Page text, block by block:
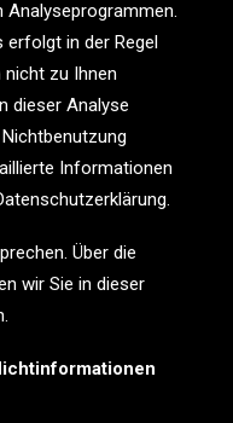
erfolgt in der Regel
zu Ihnen
dieser Analyse
Informationen
Über die
wir Sie in dieser